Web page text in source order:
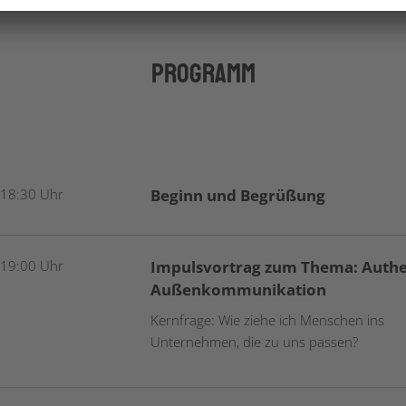
Programm
Uhr Beginn und Begrüßung
Uhr
Impulsvortrag zum Thema:
Außenkommunikation
Kernfrage: Wie ziehe ich Menschen ins
Unternehmen, die zu uns passen?